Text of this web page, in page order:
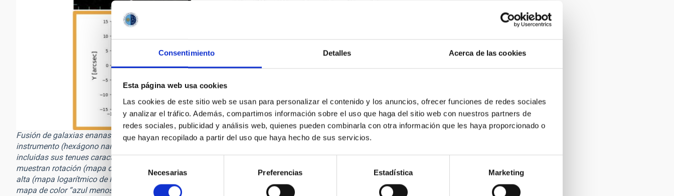
Consentimiento Detalles Acerca de las cookies
Esta página web usa cookies
Las cookies de este sitio web se usan para personalizar el contenido y los anuncios, ofrecer funciones de redes sociales
y analizar el tráfico. Además, compartimos información sobre el uso que haga del sitio web con nuestros partners de
redes sociales, publicidad y análisis web, quienes pueden combinarla con otra información que les haya proporcionado o
que hayan recopilado a partir del uso que haya hecho de sus servicios.
Selección
de
consentimiento
Necesarias Preferencias Estadística Marketing
Fusión de galaxias enanas observada con el instrumento PPAK en el observatorio de Calar Alto. El campo de visión del
instrumento (hexágono naranja sobre la imagen del SDSS, arriba a la izquierda) captura completamente el sistema,
incluidas sus tenues características de marea que se extienden hacia los bordes. Ambos componentes en fusión
muestran rotación (mapa de velocidad del gas, abajo a la izquierda) y una tasa de formación estelar excepcionalmente
alta (mapa logarítmico de la SFR, abajo a la derecha). Imágenes profundas en dos colores (bandas g y r, que generan el
mapa de color “azul menos rojo” arriba a la derecha) del Telescopio Isaac Newton revelan una llamativa distribución de